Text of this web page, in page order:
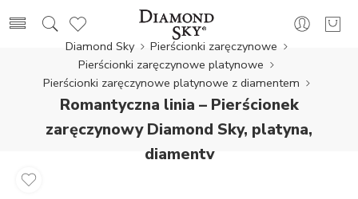
Diamond Sky
Pierścionki zaręczynowe
Pierścionki zaręczynowe platynowe
Pierścionki zaręczynowe platynowe z diamentem
Romantyczna linia – Pierścionek
zaręczynowy Diamond Sky, platyna,
diamenty